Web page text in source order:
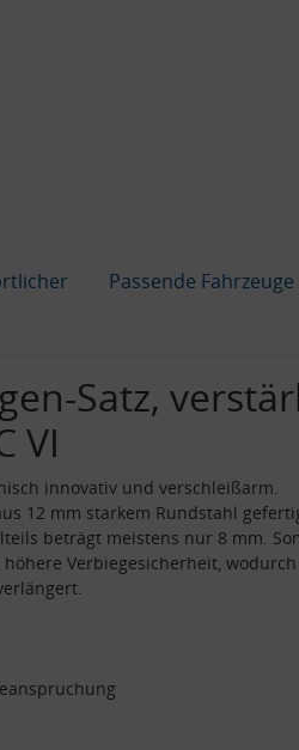
Passende Fahrzeuge
Satz,
VI
innovativ und verschleißarm.
12 mm starkem Rundstahl
beträgt meistens nur 8 mm.
höhere Verbiegesicherheit,